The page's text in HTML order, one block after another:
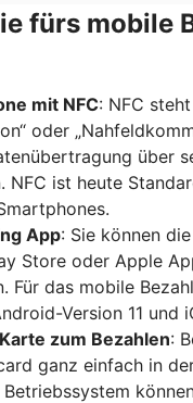
fürs mobile
mit NFC: NFC
oder
über
NFC ist heute
App: Sie können
Store oder Apple
Für das mobile
Version 11 und
zum Bezahlen:
ganz einfach in